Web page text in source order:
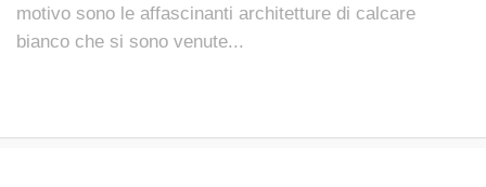
motivo sono le affascinanti architetture di calcare
bianco che si sono venute...